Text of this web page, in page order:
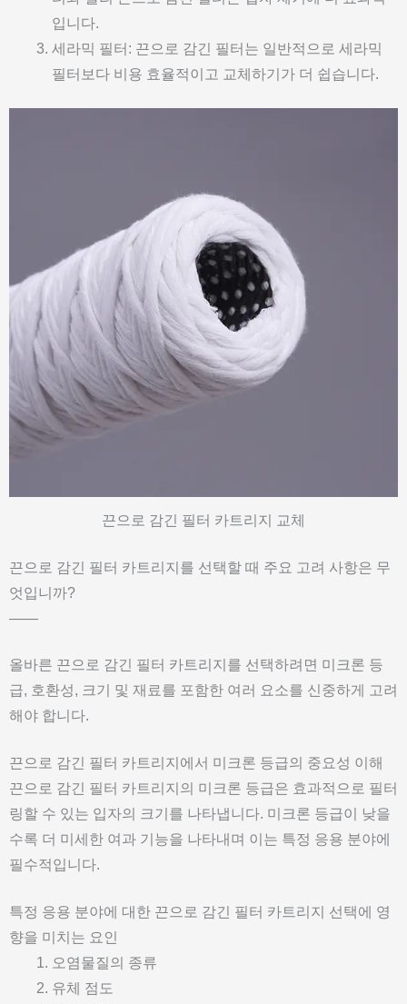
입니다.
세라믹 필터: 끈으로 감긴 필터는 일반적으로 세라믹
필터보다 비용 효율적이고 교체하기가 더 쉽습니다.
끈으로 감긴 필터 카트리지 교체
끈으로 감긴 필터 카트리지를 선택할 때 주요 고려 사항은 무
엇입니까?
——
올바른 끈으로 감긴 필터 카트리지를 선택하려면 미크론 등
급, 호환성, 크기 및 재료를 포함한 여러 요소를 신중하게 고려
해야 합니다.
끈으로 감긴 필터 카트리지에서 미크론 등급의 중요성 이해
끈으로 감긴 필터 카트리지의 미크론 등급은 효과적으로 필터
링할 수 있는 입자의 크기를 나타냅니다. 미크론 등급이 낮을
수록 더 미세한 여과 기능을 나타내며 이는 특정 응용 분야에
필수적입니다.
특정 응용 분야에 대한 끈으로 감긴 필터 카트리지 선택에 영
향을 미치는 요인
오염물질의 종류
유체 점도